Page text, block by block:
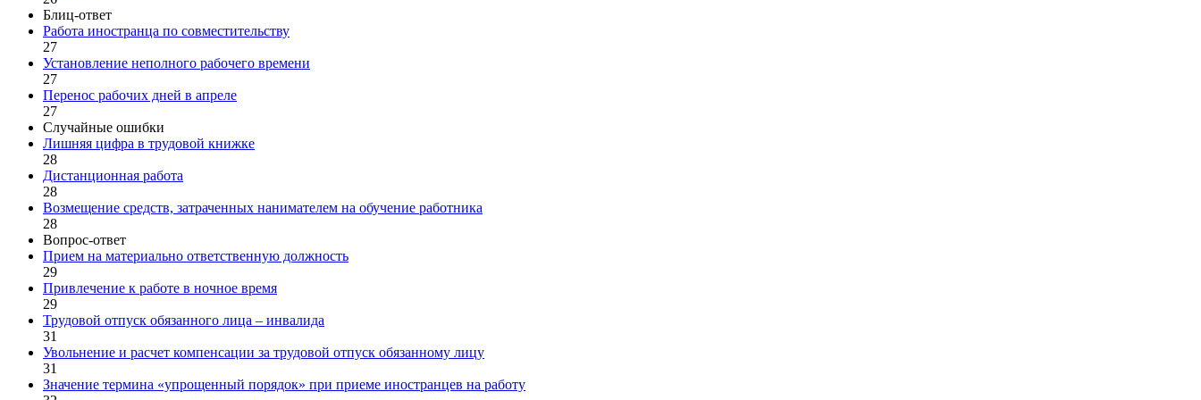
Блиц-ответ
Работа иностранца по совместительству
27
Установление неполного рабочего времени
27
Перенос рабочих дней в апреле
27
Случайные ошибки
Лишняя цифра в трудовой книжке
28
Дистанционная работа
28
Возмещение средств, затраченных нанимателем на обучение работника
28
Вопрос-ответ
Прием на материально ответственную должность
29
Привлечение к работе в ночное время
29
Трудовой отпуск обязанного лица ‒ инвалида
31
Увольнение и расчет компенсации за трудовой отпуск обязанному лицу
31
Значение термина «упрощенный порядок» при приеме иностранцев на работу